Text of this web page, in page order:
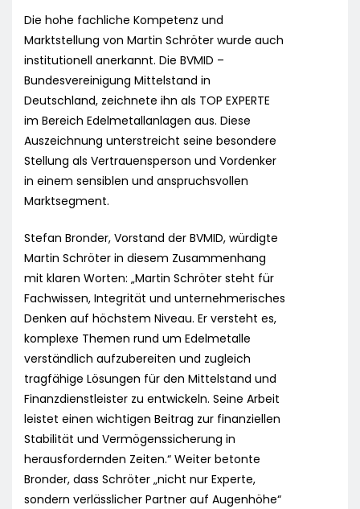
Die hohe fachliche Kompetenz und
Marktstellung von Martin Schröter wurde auch
institutionell anerkannt. Die BVMID –
Bundesvereinigung Mittelstand in
Deutschland, zeichnete ihn als TOP EXPERTE
im Bereich Edelmetallanlagen aus. Diese
Auszeichnung unterstreicht seine besondere
Stellung als Vertrauensperson und Vordenker
in einem sensiblen und anspruchsvollen
Marktsegment.
Stefan Bronder, Vorstand der BVMID, würdigte
Martin Schröter in diesem Zusammenhang
mit klaren Worten: „Martin Schröter steht für
Fachwissen, Integrität und unternehmerisches
Denken auf höchstem Niveau. Er versteht es,
komplexe Themen rund um Edelmetalle
verständlich aufzubereiten und zugleich
tragfähige Lösungen für den Mittelstand und
Finanzdienstleister zu entwickeln. Seine Arbeit
leistet einen wichtigen Beitrag zur finanziellen
Stabilität und Vermögenssicherung in
herausfordernden Zeiten.“ Weiter betonte
Bronder, dass Schröter „nicht nur Experte,
sondern verlässlicher Partner auf Augenhöhe“